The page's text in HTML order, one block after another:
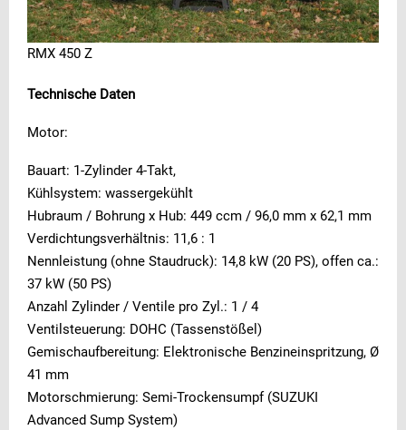
RMX 450 Z
Technische Daten
Motor:
Bauart: 1-Zylinder 4-Takt,
Kühlsystem: wassergekühlt
Hubraum / Bohrung x Hub: 449 ccm / 96,0 mm x 62,1 mm
Verdichtungsverhältnis: 11,6 : 1
Nennleistung (ohne Staudruck): 14,8 kW (20 PS), offen ca.:
37 kW (50 PS)
Anzahl Zylinder / Ventile pro Zyl.: 1 / 4
Ventilsteuerung: DOHC (Tassenstößel)
Gemischaufbereitung: Elektronische Benzineinspritzung, Ø
41 mm
Motorschmierung: Semi-Trockensumpf (SUZUKI
Advanced Sump System)